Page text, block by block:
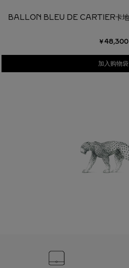
￥48,300
加入购物袋